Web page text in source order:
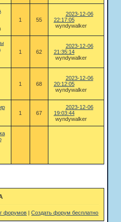
1 55
2023-12-06
22:17:05
wyndywalker
1 62
2023-12-06
21:35:14
wyndywalker
1 68
2023-12-06
20:12:05
wyndywalker
1 67
2023-12-06
19:03:44
wyndywalker
форумов |Создать форум бесплатно